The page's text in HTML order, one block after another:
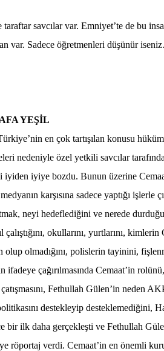
taraftar savcılar var. Emniyet’te de bu
var. Sadece öğretmenleri düşünür
YEŞİL
en çok tartışılan konusu
nedeniyle özel yetkili savcılar
iyiden iyiye bozdu. Bunun üzerine
karşısına sadece yaptığı
neyi hedeflediğini ve nerede
çalıştığını, okullarını, yurtlarını,
olmadığını, polislerin tayinini,
ifadeye çağırılmasında Cemaat’in
Fethullah Gülen’in neden
destekleyip desteklemediğini,
bir ilk daha gerçekleşti ve Fethullah
röportaj verdi. Cemaat’in en önemli